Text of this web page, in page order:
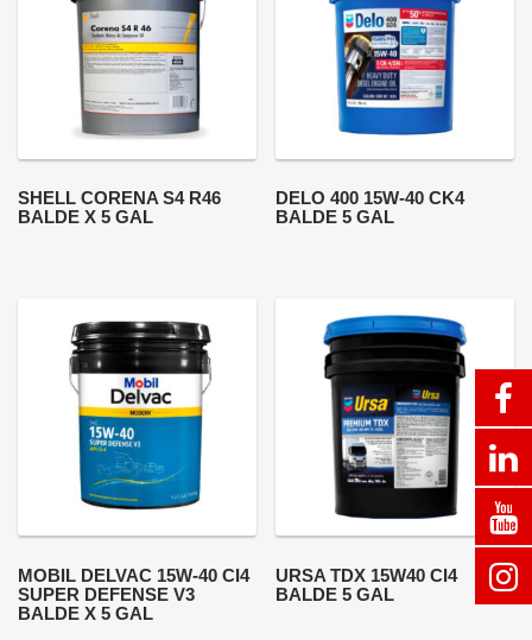
SHELL CORENA S4 R46
BALDE X 5 GAL
DELO 400 15W-40 CK4
BALDE 5 GAL
MOBIL DELVAC 15W-40 CI4
SUPER DEFENSE V3
BALDE X 5 GAL
URSA TDX 15W40 CI4
BALDE 5 GAL